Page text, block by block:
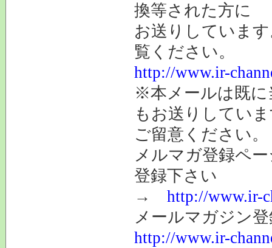
換等された方に
お送りしていま
覧ください。
http://www.ir-
※本メールは既に
もお送りしてい
ご留意ください。
メルマガ登録ペ
登録下さい
→ http://www.ir-
メールマガジン
http://www.ir-